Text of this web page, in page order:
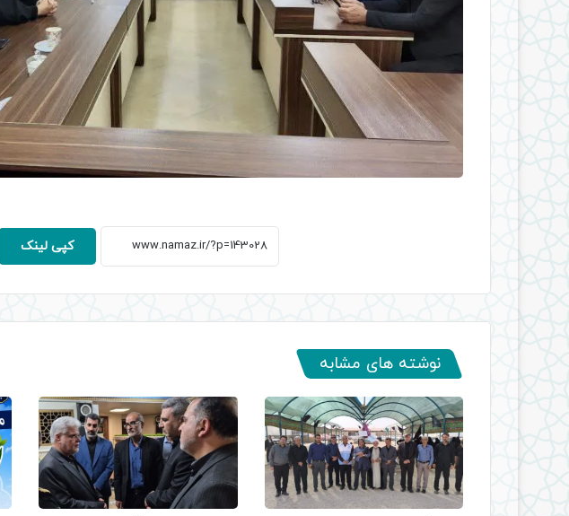
کپی لینک
نوشته های مشابه